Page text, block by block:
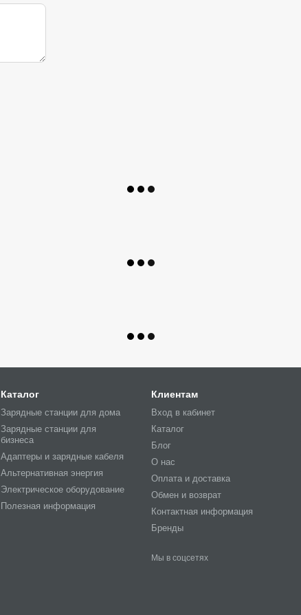
Каталог
Зарядные станции для дома
Зарядные станции для
бизнеса
Адаптеры и зарядные кабеля
Альтернативная энергия
Электрическое оборудование
Полезная информация
Клиентам
Вход в кабинет
Каталог
Блог
О нас
Оплата и доставка
Обмен и возврат
Контактная информация
Бренды
Мы в соцсетях